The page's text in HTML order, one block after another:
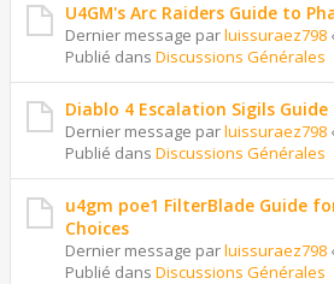
U4GM's Arc Raiders Guide to
Dernier message parluissuraez798
Publié dans Discussions Générales
Diablo 4 Escalation Sigils Guide
Dernier message parluissuraez798
Publié dans Discussions Générales
u4gm poe1 FilterBlade Guide
Choices
Dernier message parluissuraez798
Publié dans Discussions Générales